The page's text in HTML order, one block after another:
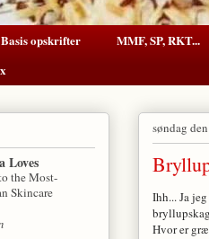
Basis opskrifter MMF, SP, RKT...
søndag
Ihh... Ja
Hvor er
Loves
the Most-
Skincare